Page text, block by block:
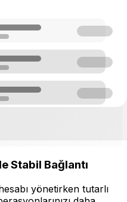
Stabil Bağlantı
yönetirken tutarlı